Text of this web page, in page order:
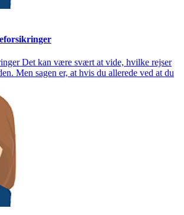
Det kan være svært at vide, hvilke rejser
Men sagen er, at hvis du allerede ved at du